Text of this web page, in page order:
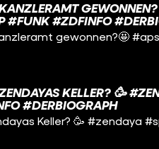
#FUNK #ZDFINFO
gewonnen?🤩
KELLER? 🥳
#DERBIOGRAPH
Keller? 🥳 #zendaya